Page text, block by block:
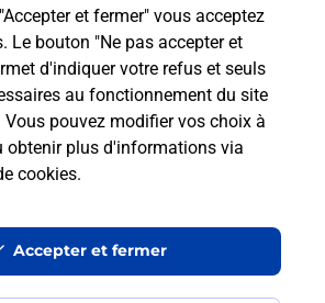
et fermer" vous acceptez
Le bouton "Ne pas accepter et
d'indiquer votre refus et seuls
au fonctionnement du site
Vous pouvez modifier vos choix à
obtenir plus d'informations via
cookies.
Accepter et fermer
aux lettres Haute-Saône Rigny
conforme